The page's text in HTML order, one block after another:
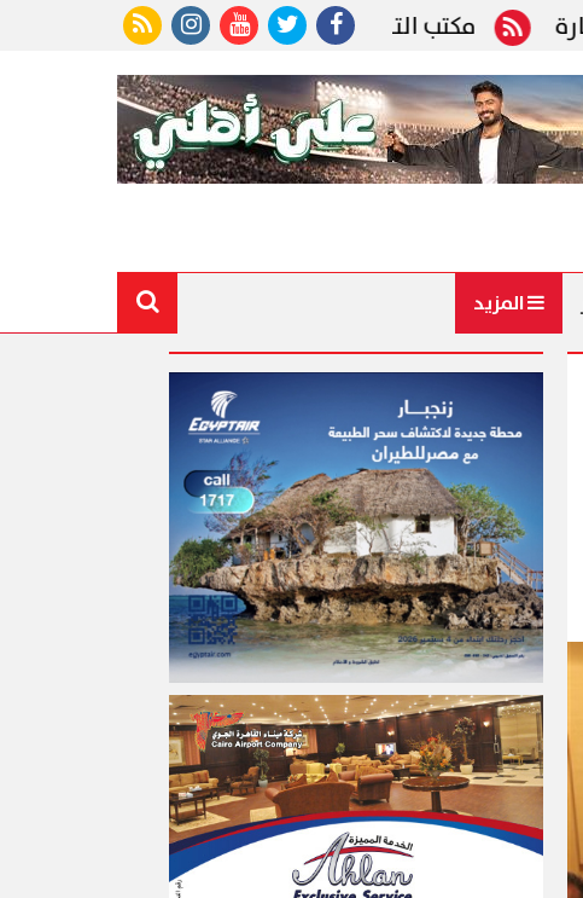
التنسيق: الطلاب يمكنهم تعديل رغباتهم حتى غلق
المزيد